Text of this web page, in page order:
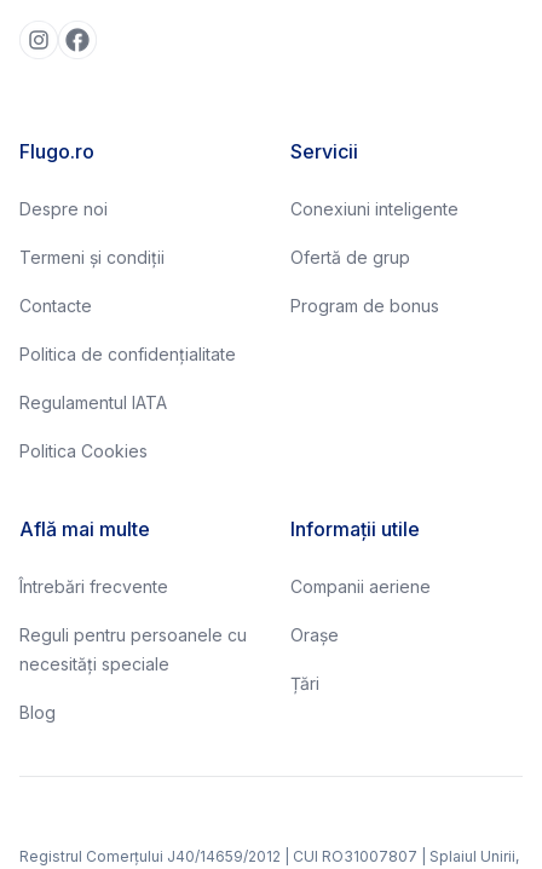
Flugo.ro
Despre noi
Termeni și condiții
Contacte
Politica de confidențialitate
Regulamentul IATA
Politica Cookies
Servicii
Conexiuni inteligente
Ofertă de grup
Program de bonus
Află mai multe
Întrebări frecvente
Reguli pentru persoanele cu
necesități speciale
Blog
Informații utile
Companii aeriene
Orașe
Țări
Registrul Comerțului J40/14659/2012 | CUI RO31007807 | Splaiul Unirii,